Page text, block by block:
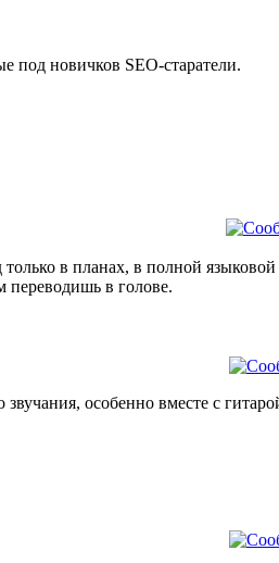
под новичков SEO-старатели.
в планах, в полной
переводишь в голове.
особенно вместе с